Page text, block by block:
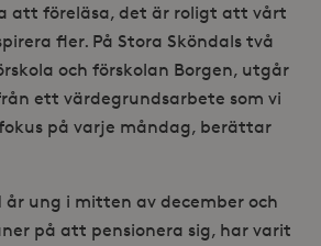
att föreläsa, det är roligt att vårt
fler. På Stora Sköndals två
och förskolan Borgen, utgår
ett värdegrundsarbete som vi
på varje måndag, berättar
år ung i mitten av december och
på att pensionera sig, har varit